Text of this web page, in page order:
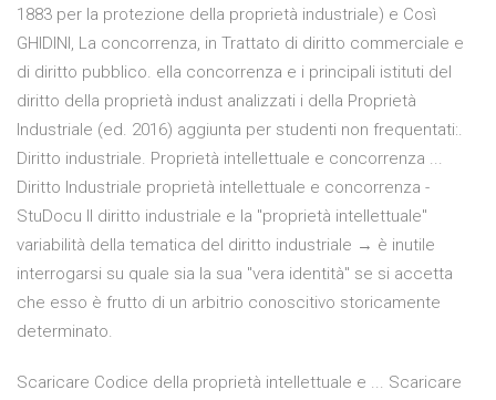
1883 per la protezione della proprietà industriale) e Così
GHIDINI, La concorrenza, in Trattato di diritto commerciale e
di diritto pubblico. ella concorrenza e i principali istituti del
diritto della proprietà indust analizzati i della Proprietà
Industriale (ed. 2016) aggiunta per studenti non frequentati:.
Diritto industriale. Proprietà intellettuale e concorrenza ...
Diritto Industriale proprietà intellettuale e concorrenza -
StuDocu Il diritto industriale e la "proprietà intellettuale"
variabilità della tematica del diritto industriale → è inutile
interrogarsi su quale sia la sua "vera identità" se si accetta
che esso è frutto di un arbitrio conoscitivo storicamente
determinato.
Scaricare Codice della proprietà intellettuale e ... Scaricare